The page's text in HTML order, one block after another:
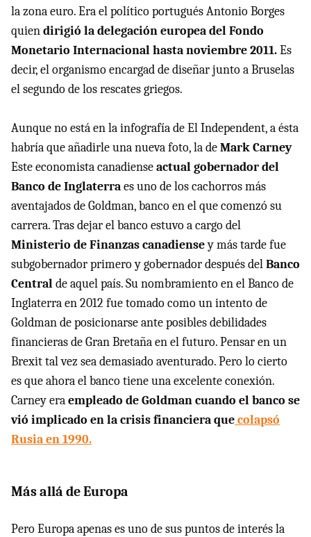
la zona euro. Era el político portugués Antonio Borges
quiendirigió la delegación europea del Fondo
Monetario Internacional hasta noviembre 2011.Es
decir, el organismo encargad de diseñar junto a Bruselas
el segundo de los rescates griegos.
Aunque no está en la infografía de El Independent, a ésta
habría que añadirle una nueva foto, la deMark Carney
Este economista canadienseactual gobernador del
Banco de Inglaterraes uno de los cachorros más
aventajados de Goldman, banco en el que comenzó su
carrera. Tras dejar el banco estuvo a cargo del
Ministerio de Finanzas canadiensey más tarde fue
subgobernador primero y gobernador después delBanco
Centralde aquel país. Su nombramiento en el Banco de
Inglaterra en 2012 fue tomado como un intento de
Goldman de posicionarse ante posibles debilidades
financieras de Gran Bretaña en el futuro. Pensar en un
Brexit tal vez sea demasiado aventurado. Pero lo cierto
es que ahora el banco tiene una excelente conexión.
Carney eraempleado de Goldman cuando el banco se
vió implicado en la crisis financiera quecolapsó
Rusia en 1990.
Más allá de Europa
Pero Europa apenas es uno de sus puntos de interés la